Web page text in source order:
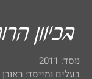
נוסד: 2011
בעלים ומייסד: